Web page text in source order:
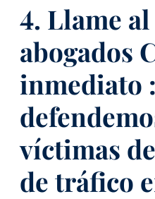
4. Llame
abogados
inmediato :
víctimas
de tráfico